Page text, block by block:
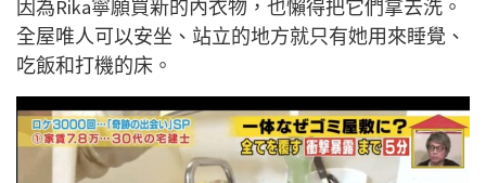
因為Rika寧願買新的內衣物，也懶得把它們拿去洗。
全屋唯人可以安坐、站立的地方就只有她用來睡覺、
吃飯和打機的床。